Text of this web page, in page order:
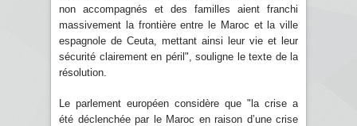
non accompagnés et des familles aient franchi
massivement la frontière entre le Maroc et la ville
espagnole de Ceuta, mettant ainsi leur vie et leur
sécurité clairement en péril", souligne le texte de la
résolution.
Le parlement européen considère que "la crise a
été déclenchée par le Maroc en raison d’une crise